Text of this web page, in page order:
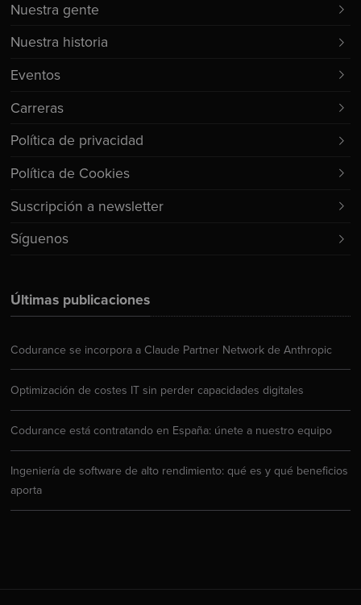
Últimas publicaciones
Codurance se incorpora a Claude Partner Network de Anthropic
Optimización de costes IT sin perder capacidades digitales
Codurance está contratando en España: únete a nuestro equipo
Ingeniería de software de alto rendimiento: qué es y qué beneficios
aporta
Nuestra gente
Nuestra historia
Eventos
Carreras
Política de privacidad
Política de Cookies
Suscripción a newsletter
Síguenos